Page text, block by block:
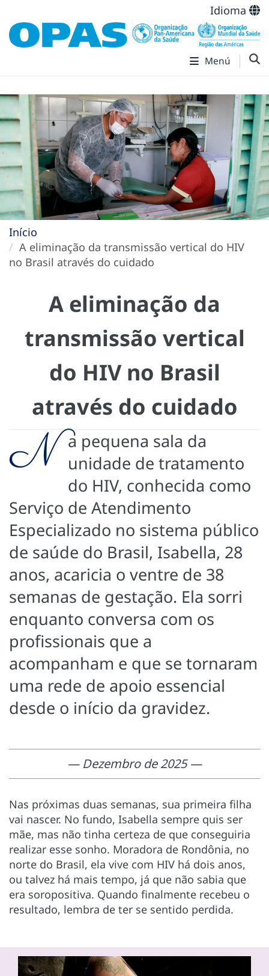
Idioma
Menú
Início
A eliminação da transmissão vertical do HIV
no Brasil através do cuidado
A eliminação da
transmissão vertical
do HIV no Brasil
através do cuidado
N a pequena sala da
unidade de tratamento
do HIV, conhecida como
Serviço de Atendimento
Especializado no sistema público
de saúde do Brasil, Isabella, 28
anos, acaricia o ventre de 38
semanas de gestação. Ela sorri
enquanto conversa com os
profissionais que a
acompanham e que se tornaram
uma rede de apoio essencial
desde o início da gravidez.
— Dezembro de 2025 —
Nas próximas duas semanas, sua primeira filha
vai nascer. No fundo, Isabella sempre quis ser
mãe, mas não tinha certeza de que conseguiria
realizar esse sonho. Moradora de Rondônia, no
norte do Brasil, ela vive com HIV há dois anos,
ou talvez há mais tempo, já que não sabia que
era soropositiva. Quando finalmente recebeu o
resultado, lembra de ter se sentido perdida.